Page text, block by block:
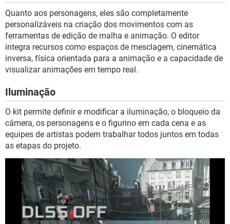
Quanto aos personagens, eles são completamente
personalizáveis na criação dos movimentos com as
ferramentas de edição de malha e animação. O editor
integra recursos como espaços de mesclagem, cinemática
inversa, física orientada para a animação e a capacidade de
visualizar animações em tempo real.
Iluminação
O kit permite definir e modificar a iluminação, o bloqueio da
câmera, os personagens e o figurino em cada cena e as
equipes de artistas podem trabalhar todos juntos em todas
as etapas do projeto.